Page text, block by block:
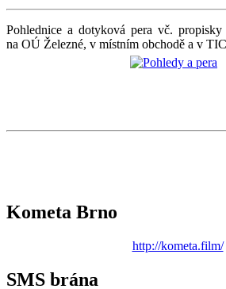
Pohlednice a dotyková pera vč.
na OÚ Železné, v místním obchodě a v
Kometa Brno
http://kometa.film/
SMS brána